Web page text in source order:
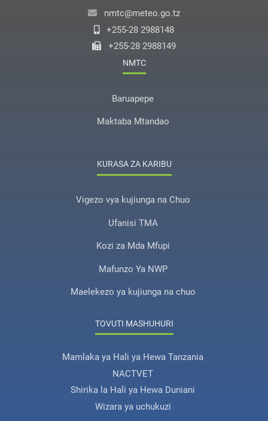
nmtc@meteo.go.tz
+255-28 2988148
+255-28 2988149
NMTC
Baruapepe
Maktaba Mtandao
KURASA ZA KARIBU
Vigezo vya kujiunga na Chuo
Ufanisi TMA
Kozi za Mda Mfupi
Mafunzo Ya NWP
Maelekezo ya kujiunga na chuo
TOVUTI MASHUHURI
Mamlaka ya Hali ya Hewa Tanzania
NACTVET
Shirika la Hali ya Hewa Duniani
Wizara ya uchukuzi